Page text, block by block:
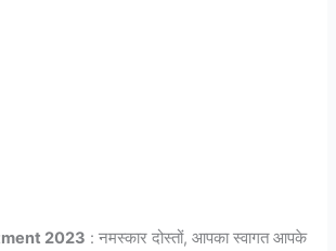
2023 : नमस्कार दोस्तों, आपका स्वागत आपके